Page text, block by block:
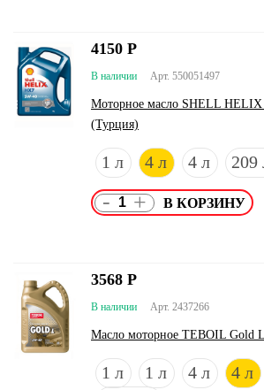
Арт. 550051497
В наличии
Моторное масло SHELL
(Турция)
1 л 4 л 4 л 209
4150 Р
- +
Арт. 2437266
В наличии
Масло моторное TEBOIL Gold
1 л 1 л 4 л 4 л
3568 Р